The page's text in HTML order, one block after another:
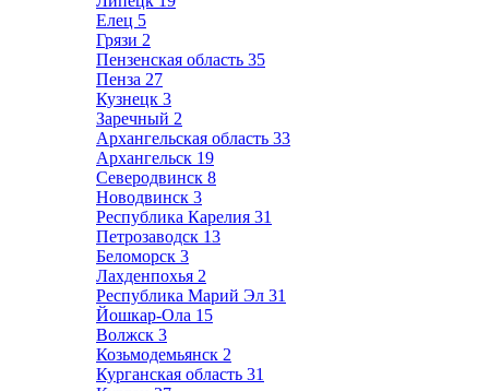
Елец 5
Грязи 2
Пензенская область 35
Пенза 27
Кузнецк 3
Заречный 2
Архангельская область 33
Архангельск 19
Северодвинск 8
Новодвинск 3
Республика Карелия 31
Петрозаводск 13
Беломорск 3
Лахденпохья 2
Республика Марий Эл 31
Йошкар-Ола 15
Волжск 3
Козьмодемьянск 2
Курганская область 31